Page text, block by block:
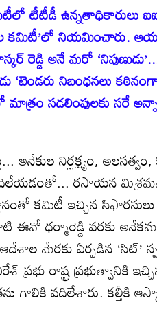
టీటీడీ ఉన్నతాధికారులు
కమిటీ’లో నియమించారు.
రెడ్డి అనే మరో
‘టెండరు నిబంధనలు
సడలింపులకు సరే
నిర్లక్ష్యం, అలసత్వం,
రసాయన
కమిటీ ఇచ్చిన
ఈవో ధర్మారెడ్డి వరకు
మేరకు ఏర్పడిన ‘సిట్‌’
రాష్ట్ర ప్రభుత్వానికి
గాలికి వదిలేశారు. కల్తీకి